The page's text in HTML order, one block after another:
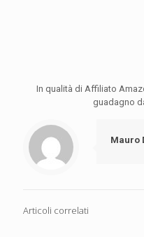
In qualità di Affiliato
guadagno
Mauro
Articoli correlati